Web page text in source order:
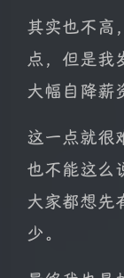
其实也不高
点，但是我
大幅自降薪
这一点就很
也不能这么
大家都想先
少。